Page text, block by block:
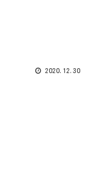
2020.12.30